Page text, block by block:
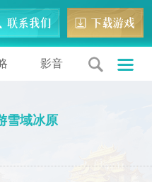
影音
雪域冰原